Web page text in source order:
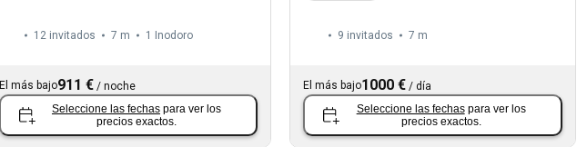
12 invitados 7 m 1 Inodoro
El más bajo911 €/ noche
Seleccione las fechas para ver los
precios exactos.
9 invitados 7 m
El más bajo1000 € /día
Seleccione las fechas para ver los
precios exactos.